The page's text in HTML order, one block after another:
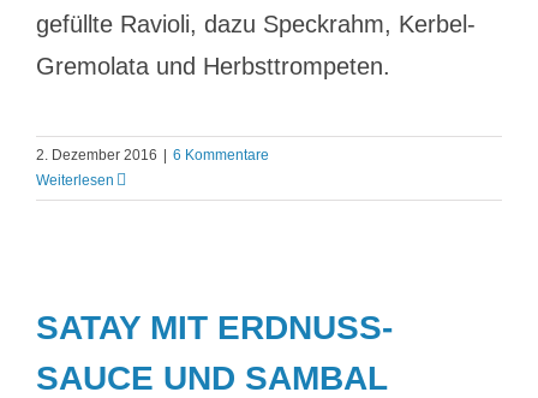
gefüllte Ravioli, dazu Speckrahm, Kerbel-
Gremolata und Herbsttrompeten.
2. Dezember 2016 | 6 Kommentare
Weiterlesen
SATAY MIT ERDNUSS-
SAUCE UND SAMBAL